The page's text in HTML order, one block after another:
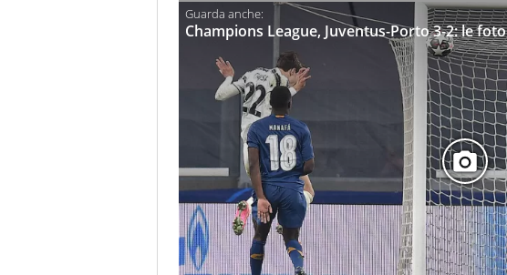
Champions League, Juventus-Porto 3-2: le foto